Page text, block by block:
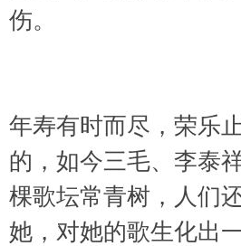
伤。
年寿有时而尽，荣乐
的，如今三毛、李泰
棵歌坛常青树，人们
她，对她的歌生化出